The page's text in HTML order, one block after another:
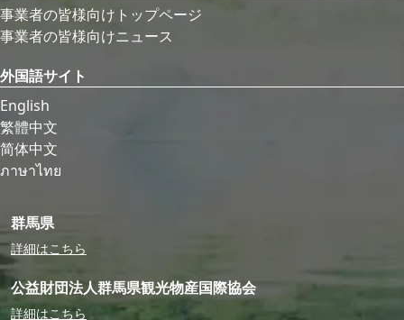
事業者の皆様向けトップページ
事業者の皆様向けニュース
外国語サイト
English
繁體中文
简体中文
ภาษาไทย
群馬県
詳細はこちら
公益財団法人群馬県観光物産国際協会
詳細はこちら